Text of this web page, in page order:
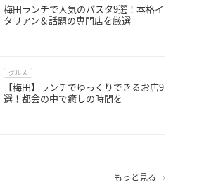
梅田ランチで人気のパスタ9選！本格イ
タリアン＆話題の専門店を厳選
グルメ
【梅田】ランチでゆっくりできるお店9
選！都会の中で癒しの時間を
もっと見る